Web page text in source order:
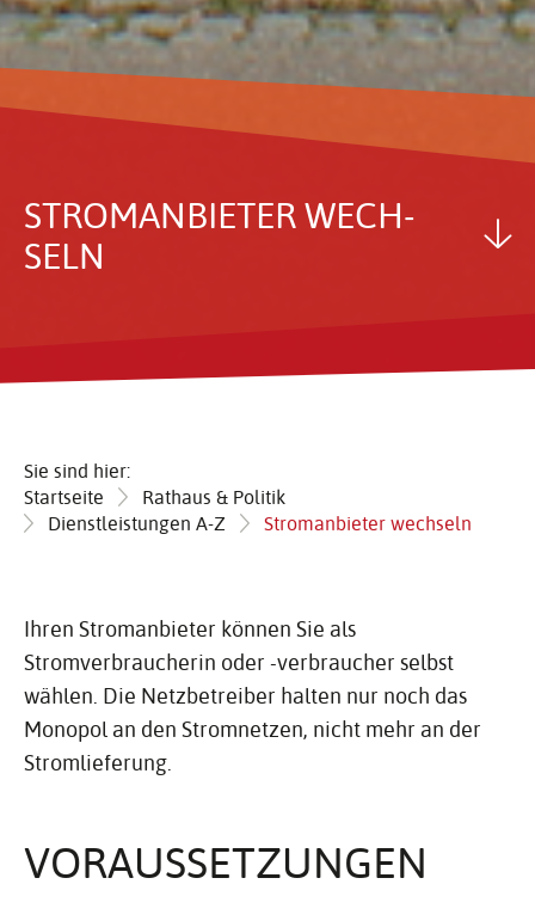
STROM­AN­BIETER WECH­
SELN
Sie sind hier:
Startseite
Rathaus & Politik
Dienstleistungen A-Z
Stromanbieter wechseln
Ihren Stromanbieter können Sie als
Stromverbraucherin oder -verbraucher selbst
wählen. Die Netzbetreiber halten nur noch das
Monopol an den Stromnetzen, nicht mehr an der
Stromlieferung.
VORAUS­SET­ZUNGEN